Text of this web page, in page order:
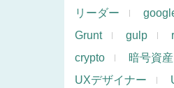
リーダー
Grunt
gulp
crypto
暗号資産
UXデザイナー